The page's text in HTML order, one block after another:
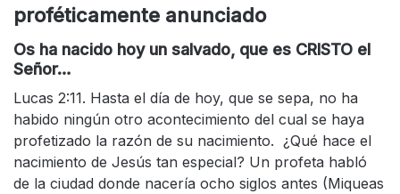
proféticamente anunciado
Os ha nacido hoy un salvado, que es CRISTO el
Señor…
Lucas 2:11. Hasta el día de hoy, que se sepa, no ha
habido ningún otro acontecimiento del cual se haya
profetizado la razón de su nacimiento. ¿Qué hace el
nacimiento de Jesús tan especial? Un profeta habló
de la ciudad donde nacería ocho siglos antes (Miqueas